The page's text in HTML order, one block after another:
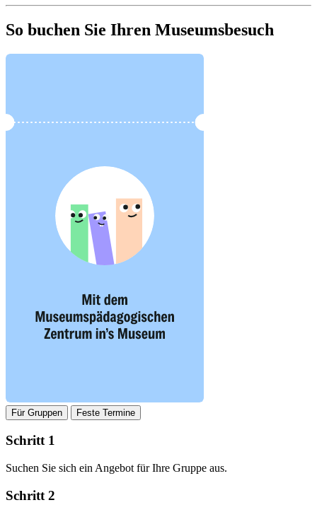
So buchen Sie Ihren Museumsbesuch
Für Gruppen Feste Termine
Schritt 1
Suchen Sie sich ein Angebot für Ihre Gruppe aus.
Schritt 2